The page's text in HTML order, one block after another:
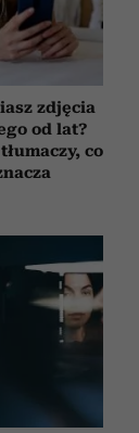
zdjęcia
od lat?
co